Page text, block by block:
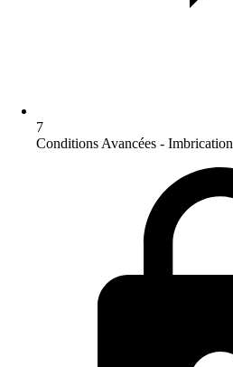
7
Conditions Avancées - Imbrication